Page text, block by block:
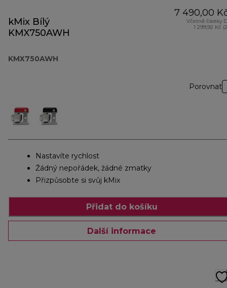
kMix Bílý
KMX750AWH
KMX750AWH
7 490,00
Včetně částky
1 299,92 Kč
Porovnat
Nastavíte rychlost
Žádný nepořádek, žádné zmatky
Přizpůsobte si svůj kMix
Přidat do košíku
Další informace